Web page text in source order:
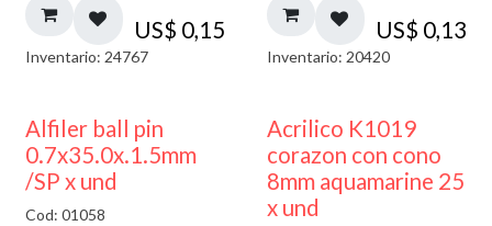
US$ 0,15
Inventario: 24767
US$ 0,13
Inventario: 20420
Alfiler ball pin
0.7x35.0x.1.5mm
/SP x und
Cod: 01058
Acrilico K1019
corazon con cono
8mm aquamarine 25
x und